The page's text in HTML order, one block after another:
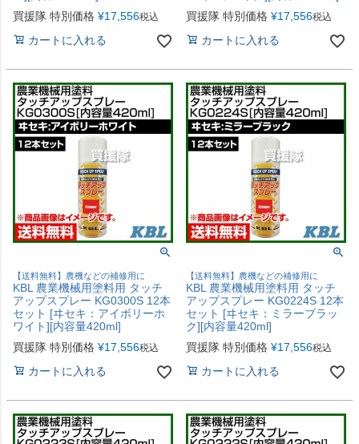
買援隊 特別価格 ¥17,556税込
カートに入れる
買援隊 特別価格 ¥17,556税込
カートに入れる
【送料無料】農機などの補修用に
KBL 農業機械用塗料用 タッチ
アップスプレー KG0300S 12本
セット [ヰセキ：アイボリーホ
ワイト][内容量420ml]
買援隊 特別価格 ¥17,556税込
カートに入れる
【送料無料】農機などの補修用に
KBL 農業機械用塗料用 タッチ
アップスプレー KG0224S 12本
セット [ヰセキ：ミラーブラッ
ク][内容量420ml]
買援隊 特別価格 ¥17,556税込
カートに入れる